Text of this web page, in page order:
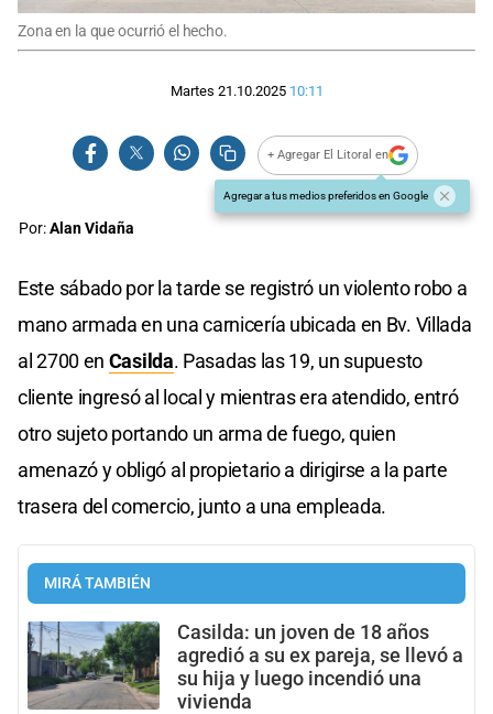
Zona en la que ocurrió el hecho.
Martes 21.10.2025 10:11
+ Agregar El Litoral en
Agregar a tus medios preferidos en Google
Por:Alan Vidaña
Este sábado por la tarde se registró un violento robo a
mano armada en una carnicería ubicada en Bv. Villada
al 2700 en Casilda. Pasadas las 19, un supuesto
cliente ingresó al local y mientras era atendido, entró
otro sujeto portando un arma de fuego, quien
amenazó y obligó al propietario a dirigirse a la parte
trasera del comercio, junto a una empleada.
MIRÁ TAMBIÉN
Casilda: un joven de 18 años
agredió a su ex pareja, se llevó a
su hija y luego incendió una
vivienda